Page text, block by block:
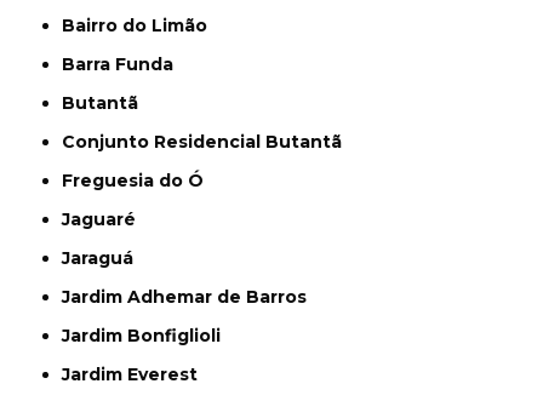
Bairro do Limão
Barra Funda
Butantã
Conjunto Residencial Butantã
Freguesia do Ó
Jaguaré
Jaraguá
Jardim Adhemar de Barros
Jardim Bonfiglioli
Jardim Everest